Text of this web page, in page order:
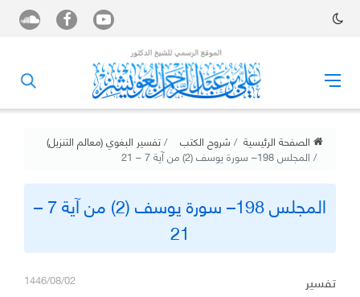
الصفحة الرئيسية شروح الكتب تفسير البغوي (معالم التنزيل)
المجلس 198– سورة يوسف (2) من آية 7 – 21
المجلس 198– سورة يوسف (2) من آية 7 –
21
1446/08/02 تفسير